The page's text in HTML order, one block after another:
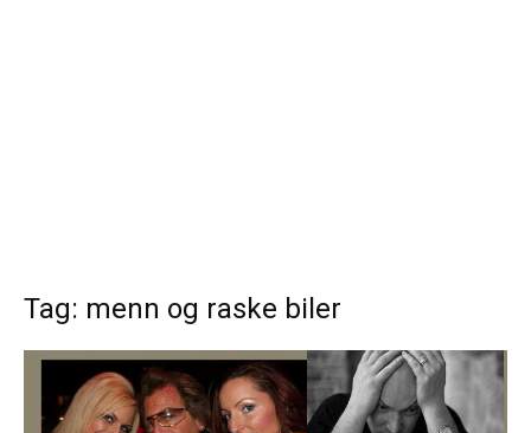
Tag: menn og raske biler